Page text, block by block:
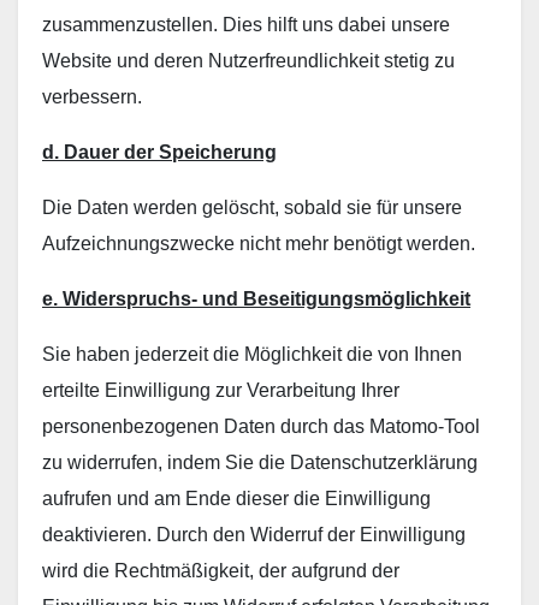
zusammenzustellen. Dies hilft uns dabei unsere
Website und deren Nutzerfreundlichkeit stetig zu
verbessern.
d. Dauer der Speicherung
Die Daten werden gelöscht, sobald sie für unsere
Aufzeichnungszwecke nicht mehr benötigt werden.
e. Widerspruchs- und Beseitigungsmöglichkeit
Sie haben jederzeit die Möglichkeit die von Ihnen
erteilte Einwilligung zur Verarbeitung Ihrer
personenbezogenen Daten durch das Matomo-Tool
zu widerrufen, indem Sie die Datenschutzerklärung
aufrufen und am Ende dieser die Einwilligung
deaktivieren. Durch den Widerruf der Einwilligung
wird die Rechtmäßigkeit, der aufgrund der